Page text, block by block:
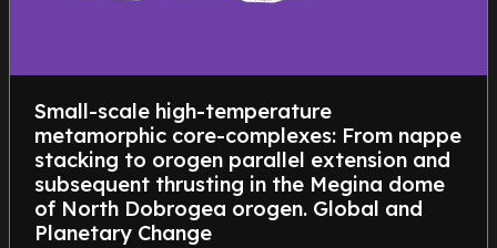
Small-scale high-temperature
metamorphic core-complexes: From nappe
stacking to orogen parallel extension and
subsequent thrusting in the Megina dome
of North Dobrogea orogen. Global and
Planetary Change